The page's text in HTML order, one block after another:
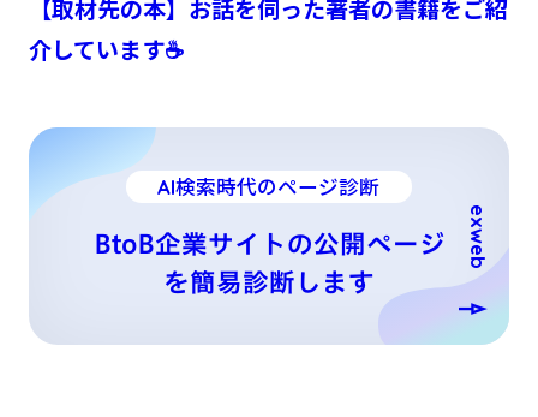
【取材先の本】お話を伺った著者の書籍をご紹
介しています☕
AI検索時代のページ診断
BtoB企業サイトの公開ページ
を簡易診断します